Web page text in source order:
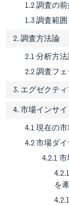
1.2 調査の
1.3 調査範囲
2. 調査方法論
2.1 分析方
2.2 調査フ
3. エグゼクテ
4. 市場インサ
4.1 現在の
4.2 市場ダ
4.2.1
を